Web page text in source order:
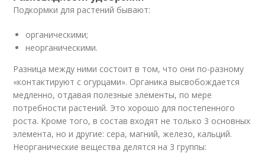
Подкормки для растений бывают:
органическими;
неорганическими.
Разница между ними состоит в том, что они по-разному
«контактируют с огурцами». Органика высвобождается
медленно, отдавая полезные элементы, по мере
потребности растений. Это хорошо для постепенного
роста. Кроме того, в состав входят не только 3 основных
элемента, но и другие: сера, магний, железо, кальций.
Неорганические вещества делятся на 3 группы: